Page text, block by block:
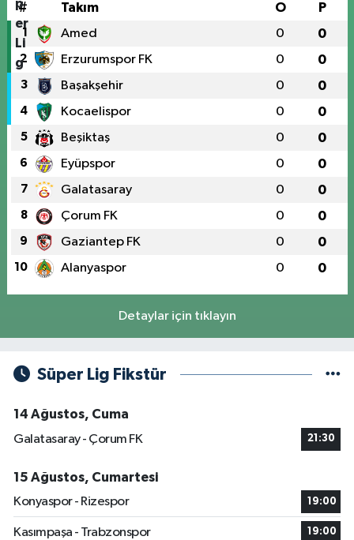
# Takım O P
1 Amed 0 0
2 Erzurumspor FK 0 0
3 Başakşehir 0 0
4 Kocaelispor 0 0
5 Beşiktaş 0 0
6 Eyüpspor 0 0
7 Galatasaray 0 0
8 Çorum FK 0 0
9 Gaziantep FK 0 0
10 Alanyaspor 0 0
Detaylar için tıklayın
Süper Lig Fikstür
14 Ağustos, Cuma
Galatasaray - Çorum FK
21:30
15 Ağustos, Cumartesi
Konyaspor - Rizespor
19:00
Kasımpaşa - Trabzonspor 19:00